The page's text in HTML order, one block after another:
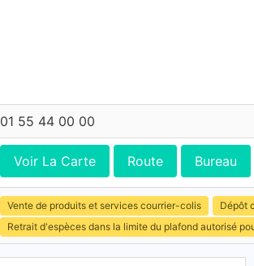
01 55 44 00 00
Voir La Carte Route Bureau
Vente de produits et services courrier-colis
Dépôt
Retrait d'espèces dans la limite du plafond autorisé